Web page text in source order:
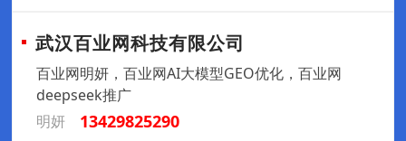
武汉百业网科技有限公司
百业网明妍，百业网AI大模型GEO优化，百业网
deepseek推广
明妍
13429825290